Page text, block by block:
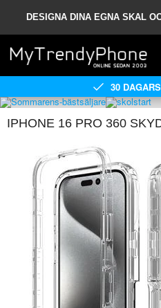
DESIGNA DINA EGNA SKAL
30
IPHONE 16 PRO 360